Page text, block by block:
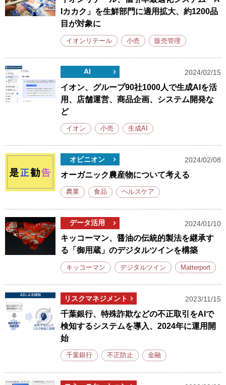
Iカカク」を生鮮部門に適用拡大、約1200品
目が対象に
イオンリテール 小売 販売管理
AI 2024/02/15
イオン、グループ90社1000人で生成AIを活
用、店舗運営、商品企画、システム開発な
ど
イオン 小売 生成AI
オピニオン 2024/02/08
オーガニック農産物について考える
農業 食品 ヘルスケア
データ活用 2024/01/10
キッコーマン、醤油の伝統的製法を継承す
る「御用蔵」のデジタルツインを構築
キッコーマン デジタルツイン Matterport
リスクマネジメント 2023/11/15
千葉銀行、特殊詐欺などの不正取引をAIで
検知するシステムを導入、2024年に運用開
始
千葉銀行 不正防止 金融